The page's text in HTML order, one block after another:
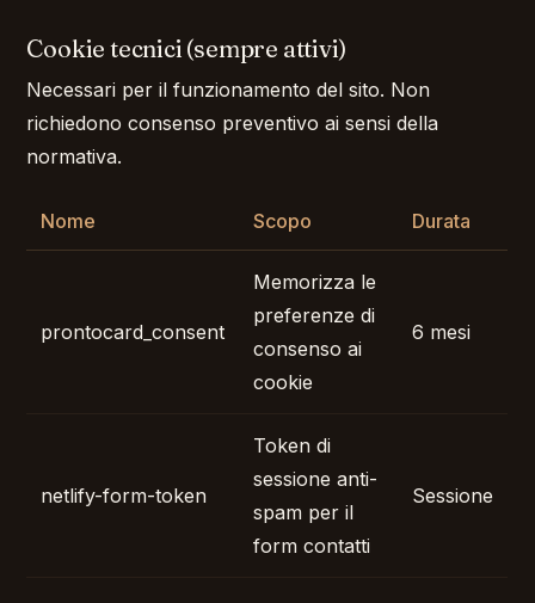
Cookie tecnici (sempre attivi)
Necessari per il funzionamento del sito. Non
richiedono consenso preventivo ai sensi della
normativa.
Nome Scopo Durata
prontocard_consent
Memorizza le
preferenze di
consenso ai
cookie
6 mesi
netlify-form-token
Token di
sessione anti-
spam per il
form contatti
Sessione